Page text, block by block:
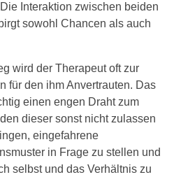
Interaktion zwischen beiden
sowohl Chancen als auch
wird der Therapeut oft zur
für den ihm Anvertrauten. Das
einen engen Draht zum
dieser sonst nicht zulassen
eingefahrene
in Frage zu stellen und
selbst und das Verhältnis zu